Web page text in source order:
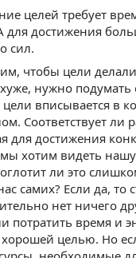
целей требует
для достижения
сил.
чтобы цели
нужно подумать
вписывается в
Соответствует ли
для достижения
хотим видеть
ли это
самих? Если да, то
нет ничего
потратить время и
целью. Но